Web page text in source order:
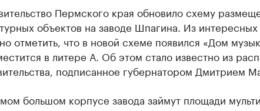
Пермского края обновило схему
объектов на заводе Шпагина. Из
отметить, что в новой схеме появился «Дом
в литере А. Об этом стало известно из
подписанное губернатором Дмитрием
большом корпусе завода займут площади